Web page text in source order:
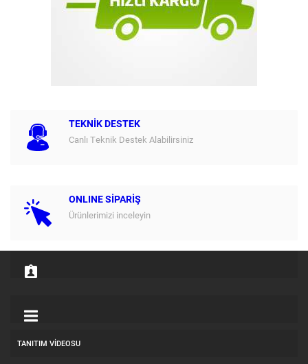
TEKNİK DESTEK
Canlı Teknik Destek Alabilirsiniz
ONLINE SİPARİŞ
Ürünlerimizi inceleyin
TANITIM VIDEOSU